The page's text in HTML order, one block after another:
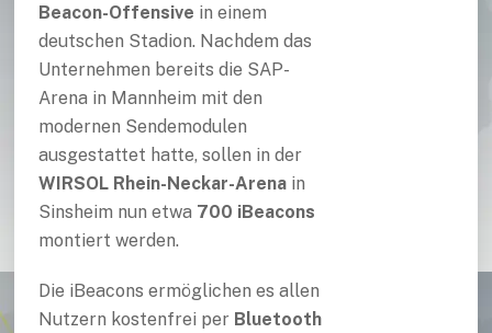
Beacon-Offensive in einem
deutschen Stadion. Nachdem das
Unternehmen bereits die SAP-
Arena in Mannheim mit den
modernen Sendemodulen
ausgestattet hatte, sollen in der
WIRSOL Rhein-Neckar-Arenain
Sinsheim nun etwa 700 iBeacons
montiert werden.
Die iBeacons ermöglichen es allen
Nutzern kostenfrei per Bluetooth